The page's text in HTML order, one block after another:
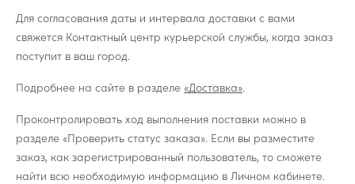
Для согласования даты и интервала доставки с вами
свяжется Контактный центр курьерской службы, когда заказ
поступит в ваш город.
Подробнее на сайте в разделе «Доставка».
Проконтролировать ход выполнения поставки можно в
разделе «Проверить статус заказа». Если вы разместите
заказ, как зарегистрированный пользователь, то сможете
найти всю необходимую информацию в Личном кабинете.